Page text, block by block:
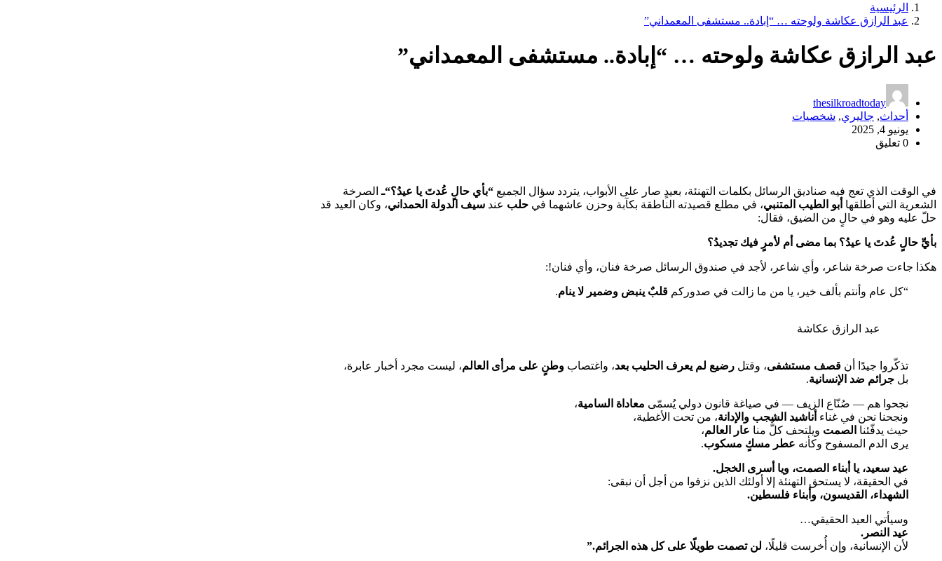
الرئيسية
عبد الرازق عكاشة ولوحته … “إبادة.. مستشفى المعمداني”
عبد الرازق عكاشة ولوحته … “إبادة.. مستشفى المعمداني”
thesilkroadtoday
أحداث, جاليري, شخصيات
يونيو 4, 2025
0 تعليق
في الوقت الذي تعج فيه صناديق الرسائل بكلمات التهنئة، بعيدٍ صار على الأبواب، يتردد سؤال الجميع “بأي حالٍ عُدتَ يا عيدُ؟“ـ الصرخة
الشعرية التي أطلقها أبو الطيب المتنبي، في مطلع قصيدته الناطقة بكآبة وحزن عاشهما في حلب عند سيف الدولة الحمداني، وكان العيد قد
حلّ عليه وهو في حالٍ من الضيق، فقال:
بأيِّ حالٍ عُدتَ يا عيدُ؟ بما مضى أم لأمرٍ فيك تجديدُ؟
هكذا جاءت صرخة شاعر، وأي شاعر، لأجد في صندوق الرسائل صرخة فنان، وأي فنان!:
“كل عام وأنتم بألف خير، يا من ما زالت في صدوركم قلبٌ ينبض وضمير لا ينام.
عبد الرازق عكاشة
تذكّروا جيدًا أن قصف مستشفى، وقتل رضيع لم يعرف الحليب بعد، واغتصاب وطنٍ على مرأى العالم، ليست مجرد أخبار عابرة،
بل جرائم ضد الإنسانية.
نجحوا هم — صُنّاع الزيف — في صياغة قانون دولي يُسمّى معاداة السامية،
ونجحنا نحن في غناء أناشيد الشجب والإدانة، من تحت الأغطية،
حيث يدفّئنا الصمت ويلتحف كلٌّ منا عار العالم،
يرى الدم المسفوح وكأنه عطر مسكٍ مسكوب.
عيد سعيد، يا أبناء الصمت، ويا أسرى الخجل.
في الحقيقة، لا يستحق التهنئة إلا أولئك الذين نزفوا من أجل أن نبقى:
الشهداء، القديسون، وأبناء فلسطين.
وسيأتي العيد الحقيقي…
عيد النصر .
لأن الإنسانية، وإن أُخرست قليلًا، لن تصمت طويلًا على كل هذه الجرائم.”